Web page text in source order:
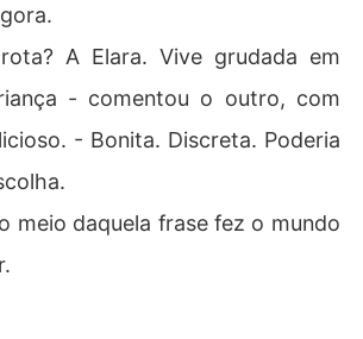
A Elara. Vive grudada em
- comentou o outro, com
- Bonita. Discreta. Poderia
meio daquela frase fez o mundo